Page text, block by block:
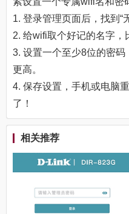
1. 登录管理页面后，找到“
2. 给wifi取个好记的名字，
3. 设置一个至少8位的密
更高。
4. 保存设置，手机或电脑
了！
相关推荐